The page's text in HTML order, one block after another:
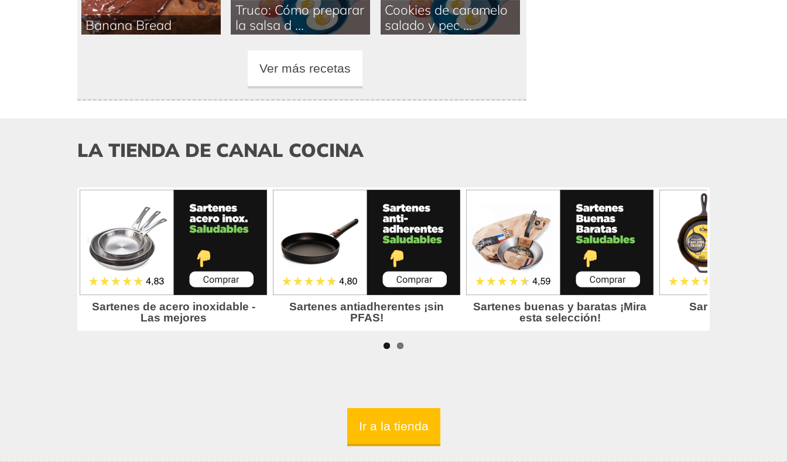
Banana Bread
Truco: Cómo preparar
la salsa d ...
Cookies de caramelo
salado y pec ...
Ver más recetas
LA TIENDA DE CANAL COCINA
Ir a la tienda